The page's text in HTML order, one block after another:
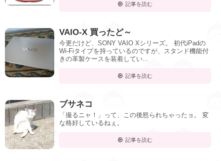
記事を読む
VAIO-X 買ったど～
今更だけど、SONY VAIO Xシリーズ。 初代iPadの
Wi-Fiタイプを持っているのですが、スタンド機能付
きの革製ケースを装着してい...
記事を読む
ブサネコ
「撮るニャ！」って、この後怒られちゃったョ。 変
な格好しているねぇ。
記事を読む